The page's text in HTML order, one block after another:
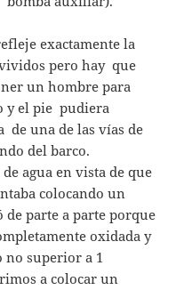
exactamente la
pero hay que
un hombre para
y el pie pudiera
de una de las vías de
del barco.
agua en vista de que
colocando un
de parte a parte porque
oxidada y
no superior a 1
a colocar un